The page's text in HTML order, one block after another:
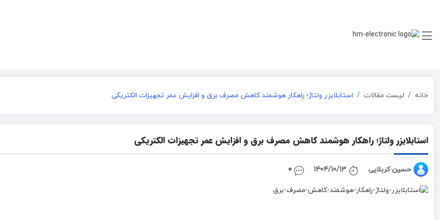
خانه لیست مقالات استابلایزر ولتاژ؛ راهکار هوشمند کاهش مصرف برق و افزایش عمر تجهیزات الکتریکی
استابلایزر ولتاژ؛ راهکار هوشمند کاهش مصرف برق و افزایش عمر تجهیزات الکتریکی
حسین کربلایی 1404/10/13
0